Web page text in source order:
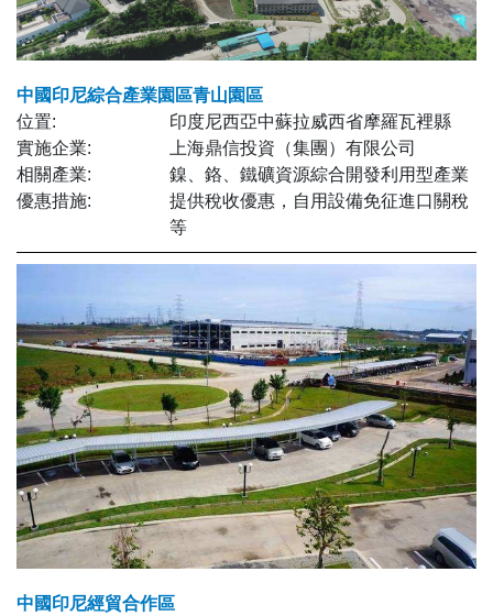
中國印尼綜合產業園區青山園區
位置:
印度尼西亞中蘇拉威西省摩羅瓦裡縣
實施企業:
上海鼎信投資（集團）有限公司
相關產業:
鎳、鉻、鐵礦資源綜合開發利用型產業
優惠措施:
提供稅收優惠，自用設備免征進口關稅
等
中國印尼經貿合作區